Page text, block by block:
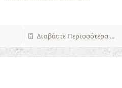
Διαβάστε Περισσότερα ...